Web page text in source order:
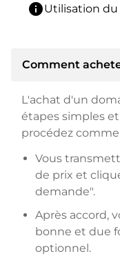
infoUtilisation
Comment
L'achat d'un
étapes simples
procédez
Vous
de prix et
demande".
Après accord,
bonne et due
optionnel.